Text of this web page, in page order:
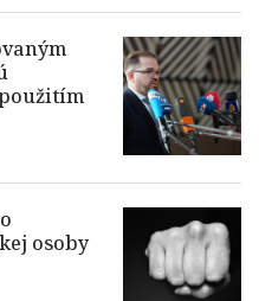
osoby